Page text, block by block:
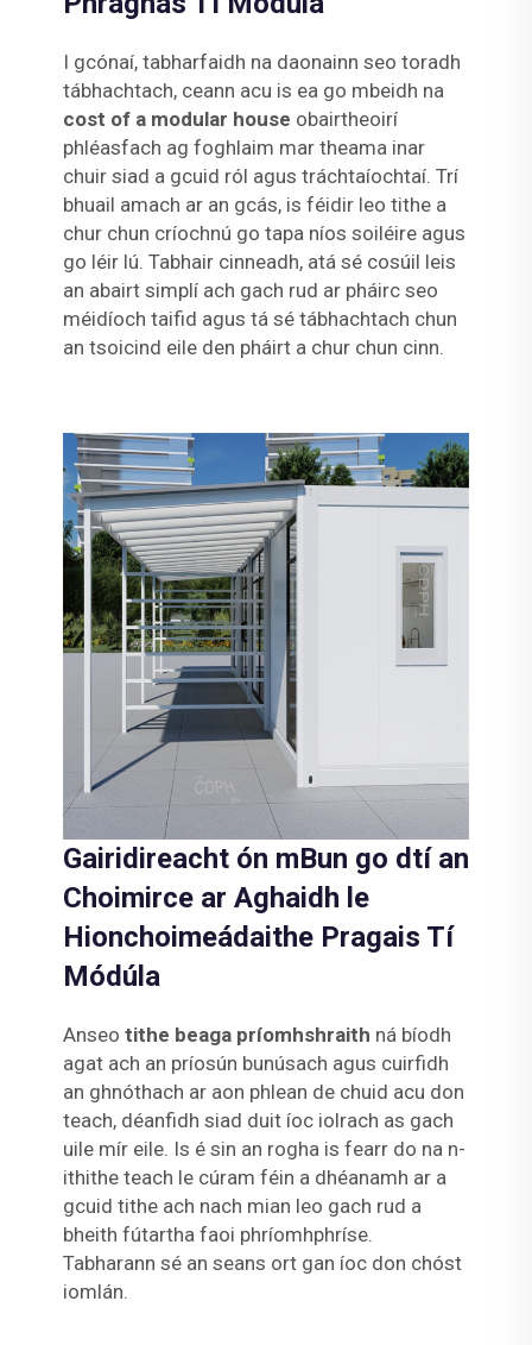
I gcónaí, tabharfaidh na daonainn seo toradh
tábhachtach, ceann acu is ea go mbeidh na
cost of a modular house obairtheoirí
phléasfach ag foghlaim mar theama inar
chuir siad a gcuid ról agus tráchtaíochtaí. Trí
bhuail amach ar an gcás, is féidir leo tithe a
chur chun críochnú go tapa níos soiléire agus
go léir lú. Tabhair cinneadh, atá sé cosúil leis
an abairt simplí ach gach rud ar pháirc seo
méidíoch taifid agus tá sé tábhachtach chun
an tsoicind eile den pháirt a chur chun cinn.
Gairidireacht ón mBun go dtí an
Choimirce ar Aghaidh le
Hionchoimeádaithe Pragais Tí
Módúla
Anseo tithe beaga príomhshraith ná bíodh
agat ach an príosún bunúsach agus cuirfidh
an ghnóthach ar aon phlean de chuid acu don
teach, déanfidh siad duit íoc iolrach as gach
uile mír eile. Is é sin an rogha is fearr do na n-
ithithe teach le cúram féin a dhéanamh ar a
gcuid tithe ach nach mian leo gach rud a
bheith fútartha faoi phríomhphríse.
Tabharann sé an seans ort gan íoc don chóst
iomlán.